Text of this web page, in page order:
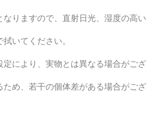
なりますので、直射日光、湿度の高い
いてください。
により、実物とは異なる場合がござ
め、若干の個体差がある場合がござ